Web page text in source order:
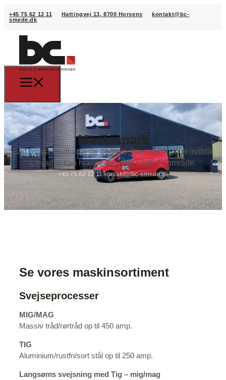
+45 75 62 12 11 Hattingvej 13, 8700 Horsens
kontakt@bc-
smede.dk
Maskinpark
Lad os stå for din næste opgave. Her kan du få et indblik
i, hvad vi kan hjælpe dig med på dette område.
+45 75 62 12 11kontakt@bc-smede.dk
​Se vores maskinsortiment​
Svejseprocesser​
MIG/MAG​
Massiv tråd/rørtråd op til 450 amp.​
TIG
Aluminium/rustfri/sort stål op til 250 amp.
Langsøms svejsning med Tig – mig/mag